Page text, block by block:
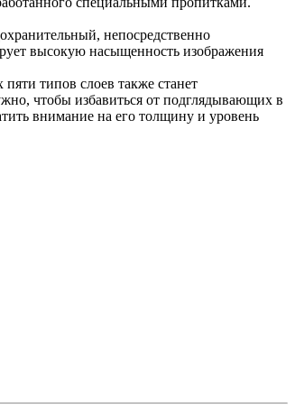
непосредственно
высокую насыщенность изображения
типов слоев также станет
чтобы избавиться от подглядывающих в
внимание на его толщину и уровень